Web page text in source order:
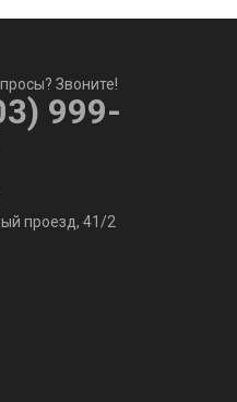
Звоните!
999-
проезд, 41/2